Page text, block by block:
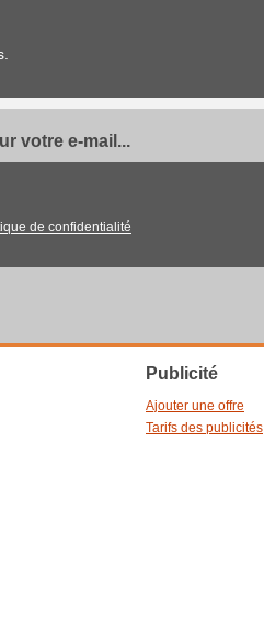
votre e-mail...
de confidentialité
Publicité
Ajouter une offre
Tarifs des publicités